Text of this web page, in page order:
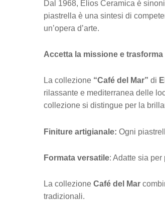
Dal 1968, Elios Ceramica è
piastrella è una sintesi di
un’opera d’arte.
Accetta la missione e
La collezione “Café del Mar” di
rilassante e mediterranea delle
collezione si distingue per la
Finiture artigianale: Ogni
Formata versatile: Adatte sia
La collezione Café del Mar
tradizionali.